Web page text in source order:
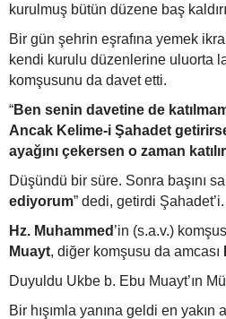
kurulmuş bütün düzene baş
Bir gün şehrin eşrafına yemek
kendi kurulu düzenlerine uluorta
komşusunu da davet etti.
“Ben senin davetine de
Ancak Kelime-i Şahadet
ayağını çekersen o zaman
Düşündü bir süre. Sonra başını
ediyorum” dedi, getirdi Şahadet’i.
Hz. Muhammed ’in (s.a.v.)
Muayt, diğer komşusu da amcası
Duyuldu Ukbe b. Ebu Muayt’ın
Bir hışımla yanına geldi en